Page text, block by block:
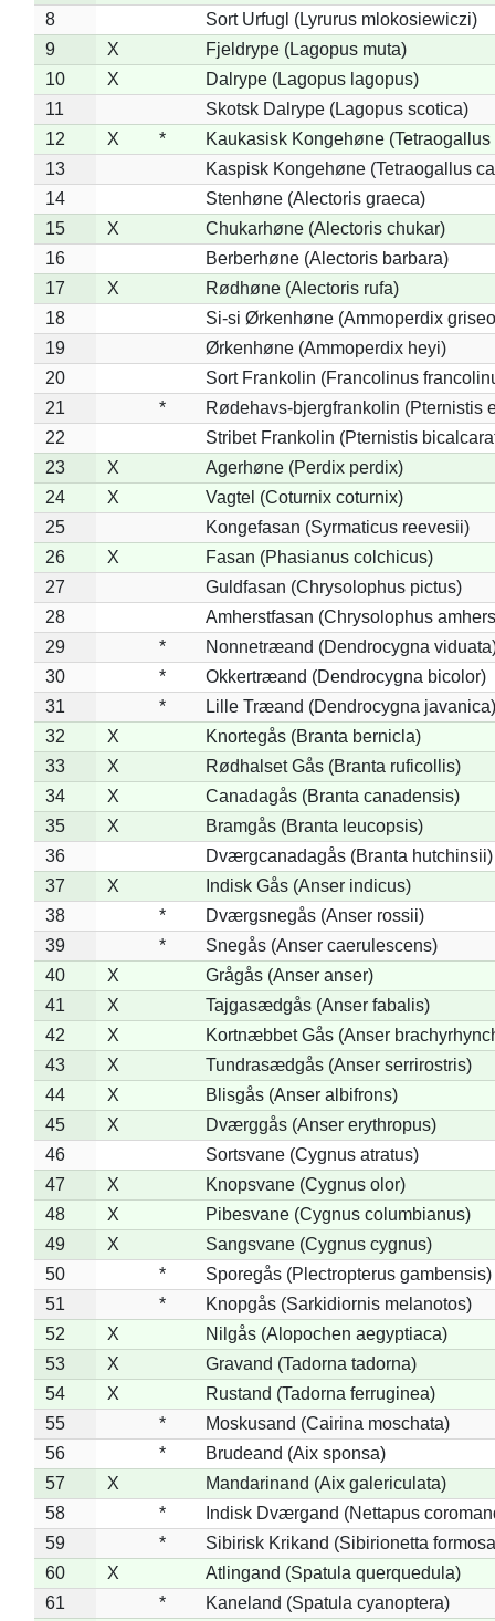
8
Sort Urfugl (Lyrurus mlokosiewiczi)
9
X
Fjeldrype (Lagopus muta)
10
X
Dalrype (Lagopus lagopus)
11
Skotsk Dalrype (Lagopus scotica)
12
X *
Kaukasisk Kongehøne
13
Kaspisk Kongehøne (Tetraogallus
14
Stenhøne (Alectoris graeca)
15
X
Chukarhøne (Alectoris chukar)
16
Berberhøne (Alectoris barbara)
17
X
Rødhøne (Alectoris rufa)
18
Si-si Ørkenhøne (Ammoperdix
19
Ørkenhøne (Ammoperdix heyi)
20
Sort Frankolin (Francolinus
21
*
Rødehavs-bjergfrankolin (Pternistis
22
Stribet Frankolin (Pternistis
23
X
Agerhøne (Perdix perdix)
24
X
Vagtel (Coturnix coturnix)
25
Kongefasan (Syrmaticus reevesii)
26
X
Fasan (Phasianus colchicus)
27
Guldfasan (Chrysolophus pictus)
28
Amherstfasan (Chrysolophus
29
*
Nonnetræand (Dendrocygna
30
*
Okkertræand (Dendrocygna bicolor)
31
*
Lille Træand (Dendrocygna javanica)
32
X
Knortegås (Branta bernicla)
33
X
Rødhalset Gås (Branta ruficollis)
34
X
Canadagås (Branta canadensis)
35
X
Bramgås (Branta leucopsis)
36
Dværgcanadagås (Branta hutchinsii)
37
X
Indisk Gås (Anser indicus)
38
*
Dværgsnegås (Anser rossii)
39
*
Snegås (Anser caerulescens)
40
X
Grågås (Anser anser)
41
X
Tajgasædgås (Anser fabalis)
42
X
Kortnæbbet Gås (Anser
43
X
Tundrasædgås (Anser serrirostris)
44
X
Blisgås (Anser albifrons)
45
X
Dværggås (Anser erythropus)
46
Sortsvane (Cygnus atratus)
47
X
Knopsvane (Cygnus olor)
48
X
Pibesvane (Cygnus columbianus)
49
X
Sangsvane (Cygnus cygnus)
50
*
Sporegås (Plectropterus gambensis)
51
*
Knopgås (Sarkidiornis melanotos)
52
X
Nilgås (Alopochen aegyptiaca)
53
X
Gravand (Tadorna tadorna)
54
X
Rustand (Tadorna ferruginea)
55
*
Moskusand (Cairina moschata)
56
*
Brudeand (Aix sponsa)
57
X
Mandarinand (Aix galericulata)
58
*
Indisk Dværgand (Nettapus
59
*
Sibirisk Krikand (Sibirionetta
60
X
Atlingand (Spatula querquedula)
61
*
Kaneland (Spatula cyanoptera)